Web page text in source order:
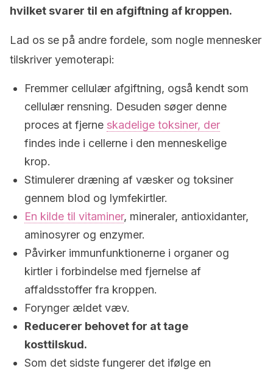
hvilket svarer til en afgiftning af kroppen.
Lad os se på andre fordele, som nogle mennesker
tilskriver yemoterapi:
Fremmer cellulær afgiftning, også kendt som
cellulær rensning. Desuden søger denne
proces at fjerne skadelige toksiner, der
findes inde i cellerne i den menneskelige
krop.
Stimulerer dræning af væsker og toksiner
gennem blod og lymfekirtler.
En kilde til vitaminer, mineraler, antioxidanter,
aminosyrer og enzymer.
Påvirker immunfunktionerne i organer og
kirtler i forbindelse med fjernelse af
affaldsstoffer fra kroppen.
Forynger ældet væv.
Reducerer behovet for at tage
kosttilskud.
Som det sidste fungerer det ifølge en